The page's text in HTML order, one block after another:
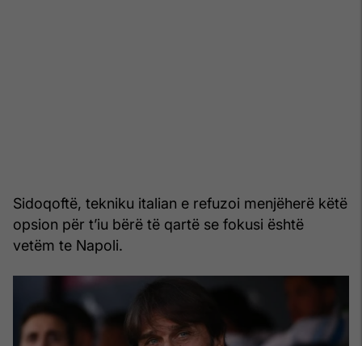
Sidoqoftë, tekniku italian e refuzoi menjëherë këtë
opsion për t’iu bërë të qartë se fokusi është
vetëm te Napoli.